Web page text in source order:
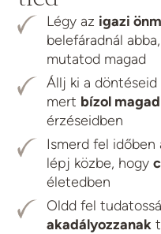
Légy az igazi
belefáradnál
mutatod magad
Állj ki a
mert bízol
érzéseidben
Ismerd fel
lépj közbe, hogy
életedben
Oldd fel
akadályozzanak